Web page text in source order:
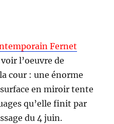
Fernet
l’oeuvre de
cour : une énorme
en miroir tente
qu’elle finit par
du 4 juin.